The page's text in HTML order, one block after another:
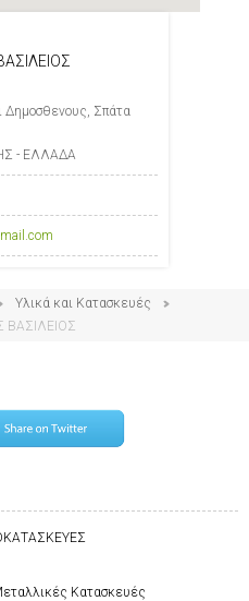
Δημοσθενους, Σπάτα
- ΕΛΛΑΔΑ
Υλικά και Κατασκευές
ΒΑΣΙΛΕΙΟΣ
Κατασκευές